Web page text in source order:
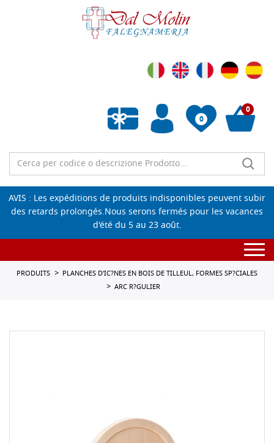
0
Liste de souhaits vide
0
AVIS : Les expéditions de produits indisponibles peuvent subir
des retards prolongés.Nous serons fermés pour les vacances
d'été du 5 au 23 août.
PRODUITS
PLANCHES D'IC?NES EN BOIS DE TILLEUL, FORMES SP?CIALES
ARC R?GULIER